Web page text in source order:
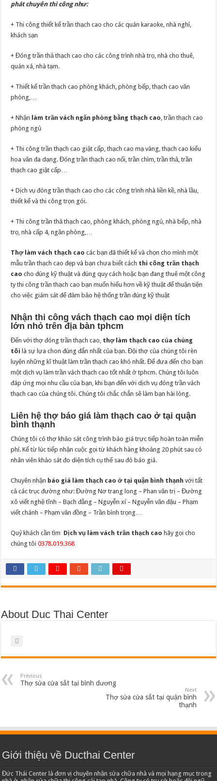
phát chuyên thi công như:
+ Thi công thiết kế trần thạch cao cho các quán karaoke, nhà nghỉ,
khách sạn
+ Đóng trần thả thạch cao cho các công trình nhà trọ, nhà cho thuê,
quán xá, nhà tạm.
+ Thiết kế trần thạch cao phòng khách, phòng bếp, thạch cao văn
phòng,…
+ Nhận làm trần vách ngăn phòng bằng thạch cao, trần thạch cao
phòng ngủ
+ Thi công trần thạch cao giật cấp, thạch cao mạ vàng, thạch cao kiểu
hoa văn đa dạng. Đóng trần thạch cao nổi, trần chìm, trần thả, trần
thạch cao giật cấp…
+ Dịch vụ đóng trần thạch cao cho các công trình nhà liền kề, nhà lầu,
thiết kế và thi công trọn gói.
+ Thi công trần thả thạch cao, phòng khách, phòng ngủ, nhà bếp, nhà
trọ, nhà cấp 4, ngăn phòng,…
Thợ làm vách thạch caocác bạn đã thiết kế và chọn cho mình một
mẫu trần thạch cao đẹp và bạn chưa biết cách thi công trần thạch
cao cho đúng kỹ thuật và đúng quy cách hoặc bạn đang thuê một công
ty thi công trần thạch cao bạn muốn hiểu hơn về kỹ thuật để thuận tiện
cho việc giám sát để đảm bảo hệ thống trần đúng kỹ thuật
Nhận thi công vách thạch cao mọi diện tích
lớn nhỏ trên địa bàn tphcm
Đến với thợ đóng trần thạch cao, thợ làm thạch cao của chúng
tôi là sự lựa chon đúng đắn nhất của bạn. Đội thợ của chúng tôi rèn
luyện những kĩ thuật làm trần thạch cao khó nhất. Để đưa đến cho bạn
một dịch vụ làm trần vách thạch cao tốt nhất ở tphcm. Chúng tôi luôn
đáp ứng mọi nhu cầu của bạn, khi bạn đến với dịch vụ đóng trần vách
thạch cao của chúng tôi. Chúng tôi chắc chắn sẽ làm bạn hài lòng.
Liên hệ thợ báo giá làm thạch cao ở tại quận
bình thạnh
Chúng tôi có thợ khảo sát công trình báo giá trực tiếp hoàn toàn miễn
phí. Kể từ lúc tiếp nhận cuộc gọi từ khách hàng khoảng 20 phút sau có
nhân viên khảo sát đo diện tích cụ thể sau đó báo giá.
Chuyên nhận báo giá làm thạch cao ở tại quận bình thạnh với tất
cả các trục đường như: Đường Nơ trang long – Phan văn trị – Đường
xô viết nghệ tĩnh – Bạch đằng – Nguyễn xí – Nguyễn văn đậu – Phạm
viết chánh – Phạm văn đồng – Trần bình trọng…
Quý khách cần tìm Dịch vụ làm vách trần thạch cao hãy gọi cho
chúng tôi0378.019.368
About Duc Thai Center
Previous
Thợ sửa cửa sắt tại bình dương
Next
Thợ sửa cửa sắt tại quận bình
thạnh
Giới thiệu về Ducthai Center
Đức Thái Center là đơn vị chuyên nhận sửa chữa nhà và mọi hạng mục trong